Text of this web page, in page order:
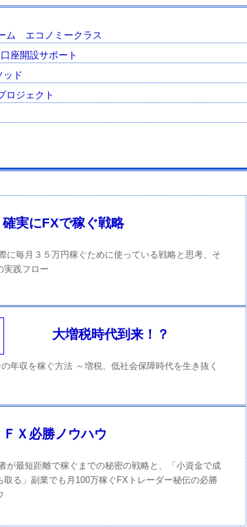
ム エコノミークラス
座開設サポート
ッド
ロジェクト
確実にFXで稼ぐ戦略
に毎月３５万円稼ぐために使っている戦略と思考、そ
実践フロー
大増税時代到来！？
年収を稼ぐ方法 ～増税、低社会保障時代を生き抜く
ＦＸ必勝ノウハウ
が最短距離で稼ぐまでの秘密の戦略と、「小資金で成
取る」副業でも月100万稼ぐFXトレーダー秘伝の必勝